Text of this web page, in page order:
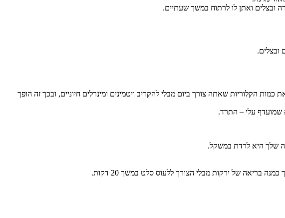
ובצלים ואתן לו לרתוח במשך שעתיים.
ובצלים.
לך להקטין את כמות הקלוריות שאתה צורך ביום מבלי להקריב ויטמינים ומינרלים חיוניים, ובכך זה הופך
שמועדף עלי – התרד.
שלך היא לרדת במשקל.
בריאה של ירקות מבלי הצורך ללעוס סלט במשך 20 דקות.